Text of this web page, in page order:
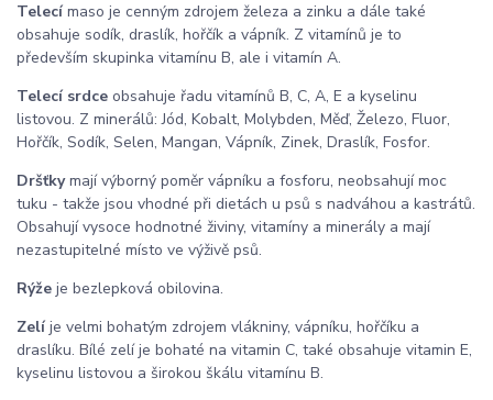
Telecímaso je cenným zdrojem železa a zinku a dále také
obsahuje sodík, draslík, hořčík a vápník. Z vitamínů je to
především skupinka vitamínu B, ale i vitamín A.
Telecí srdce obsahuje řadu vitamínů B, C, A, E a kyselinu
listovou. Z minerálů: Jód, Kobalt, Molybden, Měď, Železo, Fluor,
Hořčík, Sodík, Selen, Mangan, Vápník, Zinek, Draslík, Fosfor.
Dršťkymají výborný poměr vápníku a fosforu, neobsahují moc
tuku - takže jsou vhodné při dietách u psů s nadváhou a kastrátů.
Obsahují vysoce hodnotné živiny, vitamíny a minerály a mají
nezastupitelné místo ve výživě psů.
Rýže je bezlepková obilovina.
Zelíje velmi bohatým zdrojem vlákniny, vápníku, hořčíku a
draslíku. Bílé zelí je bohaté na vitamin C, také obsahuje vitamin E,
kyselinu listovou a širokou škálu vitamínu B.